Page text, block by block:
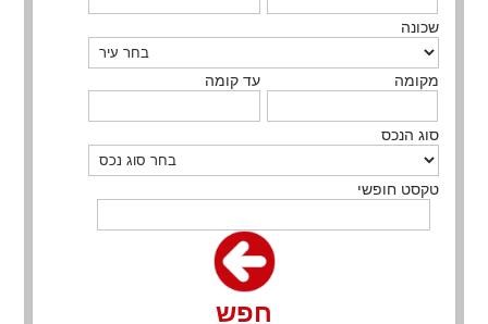
שכונה
מקומה עד קומה
סוג הנכס
טקסט חופשי
חפש